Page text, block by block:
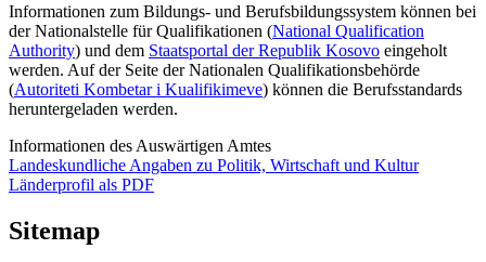
Informationen zum Bildungs- und Berufsbildungssystem können bei
der Nationalstelle für Qualifikationen (National Qualification
Authority) und dem Staatsportal der Republik Kosovo eingeholt
werden. Auf der Seite derNationalen Qualifikationsbehörde
(Autoriteti Kombetar i Kualifikimeve) können die Berufsstandards
heruntergeladen werden.
Informationen des Auswärtigen Amtes
Landeskundliche Angaben zu Politik, Wirtschaft und Kultur
Länderprofil als PDF
Sitemap